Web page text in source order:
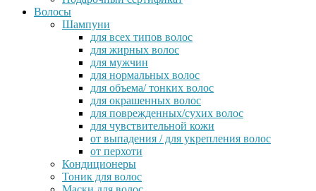
Волосы
Шампуни
для всех типов волос
для жирных волос
для мужчин
для нормальных волос
для объема/ тонких волос
для окрашенных волос
для поврежденных/сухих волос
для чувствительной кожи
от выпадения / для укрепления волос
от перхоти
Кондиционеры
Тоник для волос